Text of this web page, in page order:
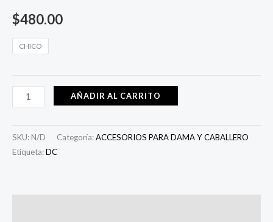
$480.00
CHICO
AÑADIR AL CARRITO
SKU: N/D Categoría:ACCESORIOS PARA DAMA Y CABALLERO
Etiqueta:DC